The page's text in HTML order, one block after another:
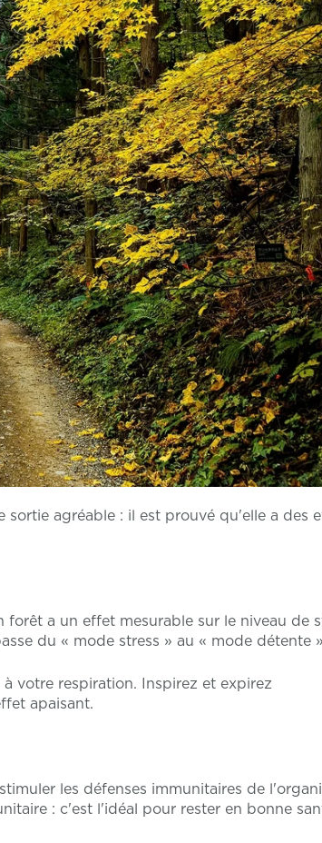
agréable : il est prouvé qu'elle a des
a un effet mesurable sur le niveau de
du « mode stress » au « mode détente
votre respiration. Inspirez et expirez
apaisant.
les défenses immunitaires de
: c'est l'idéal pour rester en bonne